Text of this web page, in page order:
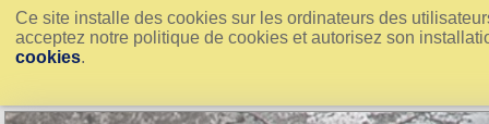
Ce site installe des cookies sur les ordinateurs des
acceptez notre politique de cookies et autorisez son
cookies.